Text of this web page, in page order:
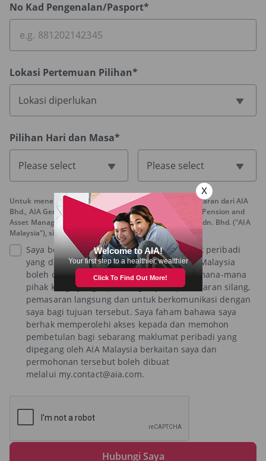
No Kad Pengenalan/Pasport*
Lokasi Pertemuan Pilihan*
Lokasi diperlukan
Pilihan Hari dan Masa*
Please select Please select
Untuk menerima maklumat mengenai promosi dan tawaran dari AIA
Bhd., AIA General Berhad, AIA PUBLIC Takaful Bhd, AIA Pension and
Asset Management Sdn. Bhd. dan AIA Health Services Sdn. Bhd. ("AIA
Malaysia"), sila tandakan di bawah:
Saya bersetuju bahawa sebarang maklumat peribadi
yang dikumpulkan atau dipegang oleh AIA Malaysia
boleh diberikan oleh AIA Malaysia kepada mana-mana
pihak ketiga yang dipilih bagi tujuan pemasaran silang,
pemasaran langsung dan untuk berkomunikasi dengan
saya bagi tujuan tersebut. Saya faham bahawa saya
berhak memperolehi akses kepada dan memohon
pembetulan bagi sebarang maklumat peribadi yang
dipegang oleh AIA Malaysia berkaitan saya dan
permohonan tersebut boleh dibuat
melalui my.contact@aia.com.
Hubungi Saya